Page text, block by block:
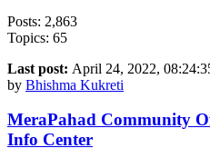
Posts: 2,863
Topics: 65
Last post: April 24, 2022,
by Bhishma Kukreti
MeraPahad Community
Info Center